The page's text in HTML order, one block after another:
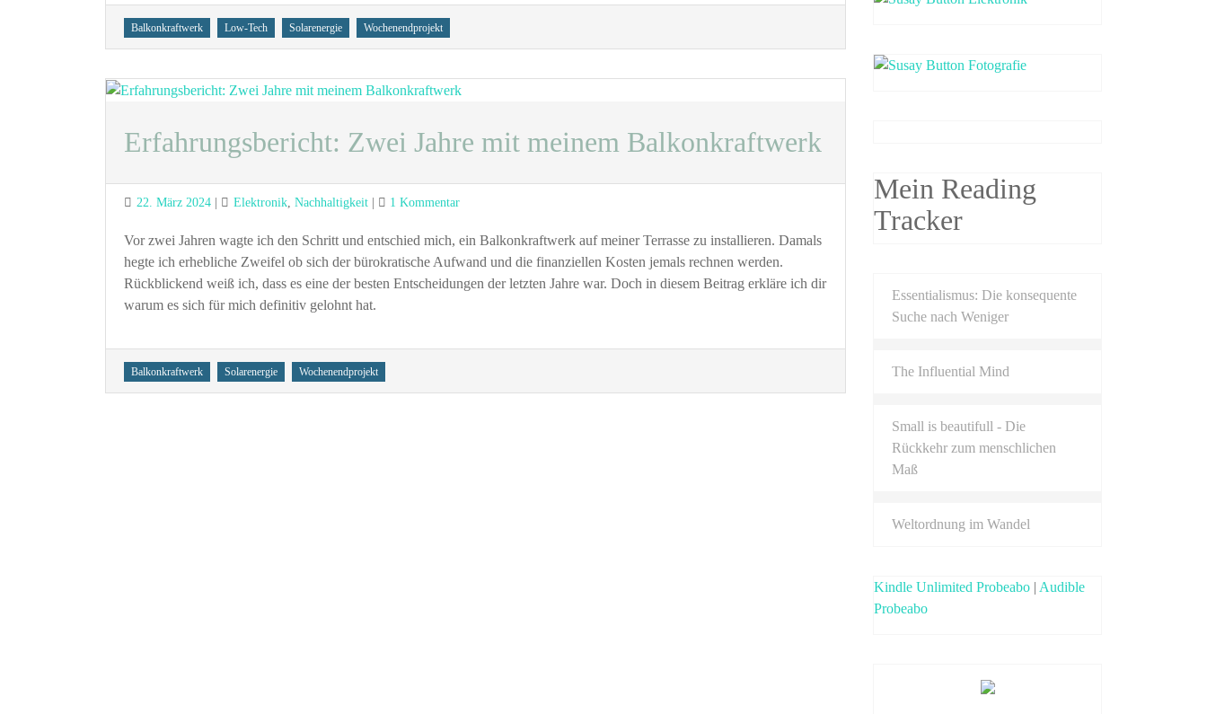
Tags
Balkonkraftwerk Low-Tech Solarenergie Wochenendprojekt
Erfahrungsbericht: Zwei Jahre mit meinem Balkonkraftwerk
Posted
22. März 2024 Categories
Elektronik, Nachhaltigkeit 1 Kommentarzu
Zwei
Jahre
meinem
Vor zwei Jahren wagte ich den Schritt und entschied mich, ein Balkonkraftwerk auf meiner Terrasse zu installieren. Damals
hegte ich erhebliche Zweifel ob sich der bürokratische Aufwand und die finanziellen Kosten jemals rechnen werden.
Rückblickend weiß ich, dass es eine der besten Entscheidungen der letzten Jahre war. Doch in diesem Beitrag erkläre ich dir
warum es sich für mich definitiv gelohnt hat.
Tags
Balkonkraftwerk Solarenergie Wochenendprojekt
Mein Reading
Tracker
Essentialismus: Die konsequente
Suche nach Weniger
The Influential Mind
Small is beautifull - Die
Rückkehr zum menschlichen
Maß
Weltordnung im Wandel
Kindle Unlimited Probeabo | Audible
Probeabo